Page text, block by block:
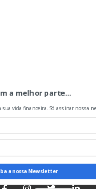
a melhor parte...
vida financeira. Só assinar nossa
a nossa Newsletter